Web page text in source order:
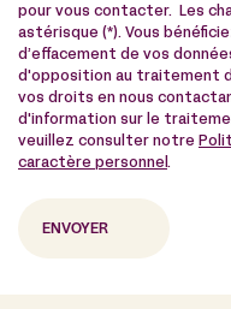
pour vous contacter. Les
astérisque (*). Vous
d’effacement de vos
d'opposition au traitement
vos droits en nous
d'information sur le
veuillez consulter notre
caractère personnel .